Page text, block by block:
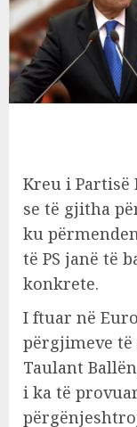
Kreu i Partisë
se të gjitha
ku
të PS janë të
konkrete.
I ftuar në
përgjimeve
Taulant
i ka të